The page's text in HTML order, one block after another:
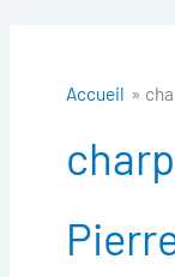
Accueil